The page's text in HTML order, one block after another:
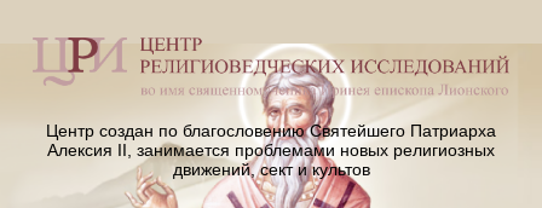
Центр создан по благословению Святейшего Патриарха
Алексия II, занимается проблемами новых религиозных
движений, сект и культов